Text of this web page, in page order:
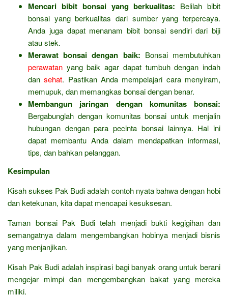
Mencari bibit bonsai yang berkualitas: Belilah bibit
bonsai yang berkualitas dari sumber yang terpercaya.
Anda juga dapat menanam bibit bonsai sendiri dari biji
atau stek.
Merawat bonsai dengan baik: Bonsai membutuhkan
perawatan yang baik agar dapat tumbuh dengan indah
dansehat. Pastikan Anda mempelajari cara menyiram,
memupuk, dan memangkas bonsai dengan benar.
Membangun jaringan dengan komunitas bonsai:
Bergabunglah dengan komunitas bonsai untuk menjalin
hubungan dengan para pecinta bonsai lainnya. Hal ini
dapat membantu Anda dalam mendapatkan informasi,
tips, dan bahkan pelanggan.
Kesimpulan
Kisah sukses Pak Budi adalah contoh nyata bahwa dengan hobi
dan ketekunan, kita dapat mencapai kesuksesan.
Taman bonsai Pak Budi telah menjadi bukti kegigihan dan
semangatnya dalam mengembangkan hobinya menjadi bisnis
yang menjanjikan.
Kisah Pak Budi adalah inspirasi bagi banyak orang untuk berani
mengejar mimpi dan mengembangkan bakat yang mereka
miliki.